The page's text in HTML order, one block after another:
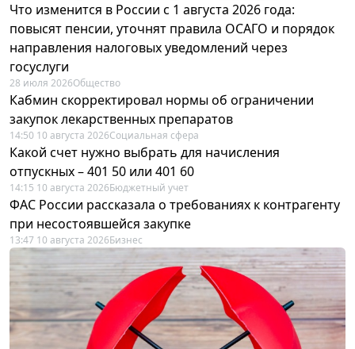
Что изменится в России с 1 августа 2026 года:
повысят пенсии, уточнят правила ОСАГО и порядок
направления налоговых уведомлений через
госуслуги
28 июля 2026Общество
Кабмин скорректировал нормы об ограничении
закупок лекарственных препаратов
14:50 10 августа 2026Социальная сфера
Какой счет нужно выбрать для начисления
отпускных – 401 50 или 401 60
14:15 10 августа 2026Бюджетный учет
ФАС России рассказала о требованиях к контрагенту
при несостоявшейся закупке
13:47 10 августа 2026Бизнес